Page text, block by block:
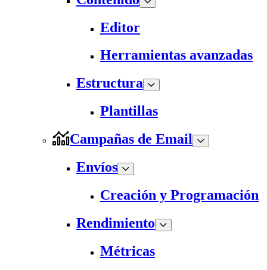
Editor
Herramientas avanzadas
Estructura
Plantillas
Campañas de Email
Envíos
Creación y Programación
Rendimiento
Métricas